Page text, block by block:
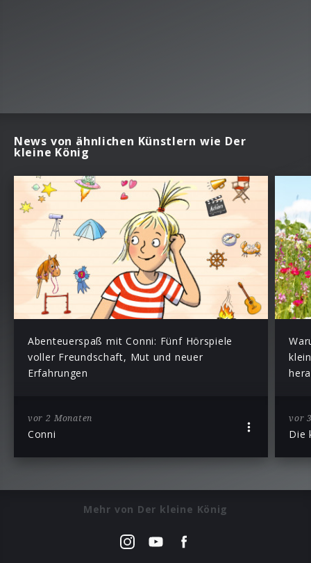
News von ähnlichen Künstlern wie Der
kleine König
Abenteuerspaß mit Conni: Fünf Hörspiele
voller Freundschaft, Mut und neuer
Erfahrungen
vor 2 Monaten
Conni
vor
Die
Mehr von Der kleine König